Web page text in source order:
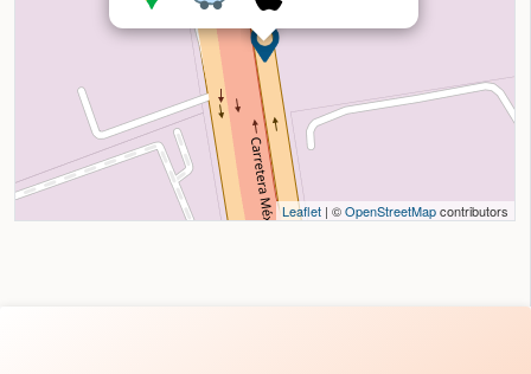
Leaflet | ©OpenStreetMapcontributors